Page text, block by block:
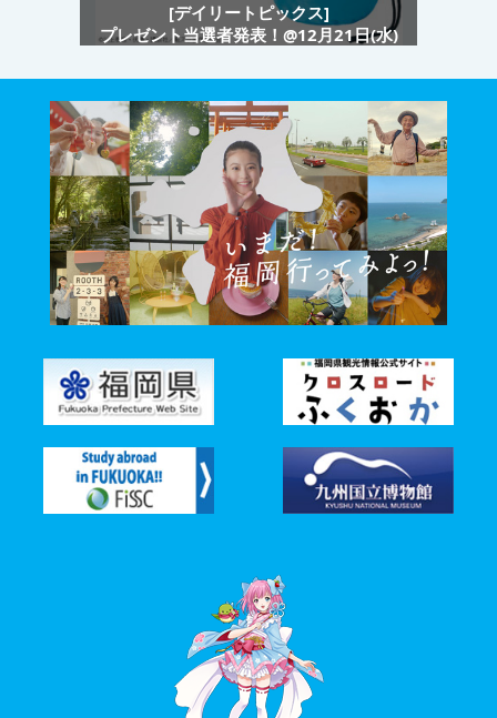
[デイリートピックス]
プレゼント当選者発表！@12月21日(水)